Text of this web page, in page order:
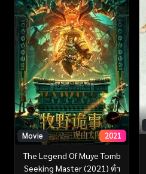
Movie 2021
The Legend Of Muye Tomb
Seeking Master (2021) ตำ